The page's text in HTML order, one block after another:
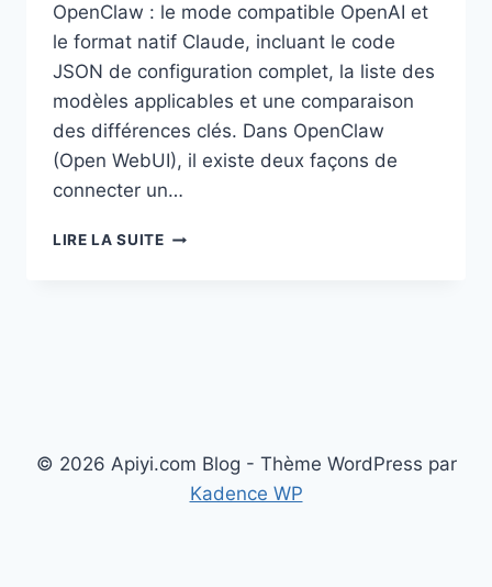
OpenClaw : le mode compatible OpenAI et
le format natif Claude, incluant le code
JSON de configuration complet, la liste des
modèles applicables et une comparaison
des différences clés. Dans OpenClaw
(Open WebUI), il existe deux façons de
connecter un…
LIRE LA SUITEOPENCLAW
NATIF
CLAUDE
© 2026 Apiyi.com Blog - Thème WordPress par
Kadence WP